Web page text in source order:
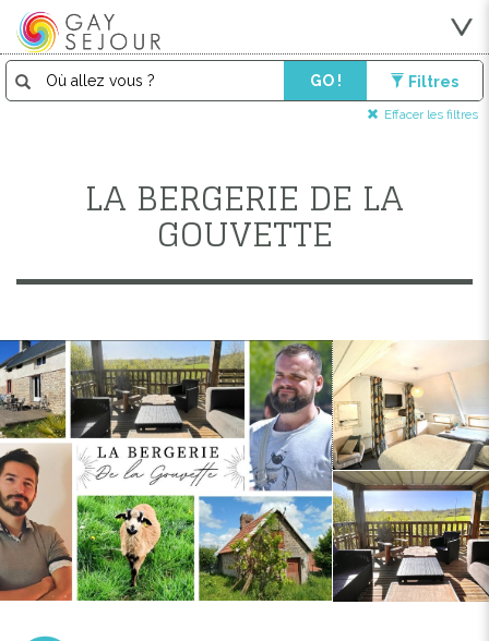
GO ! Filtres
Effacer les filtres
LA BERGERIE DE LA
GOUVETTE